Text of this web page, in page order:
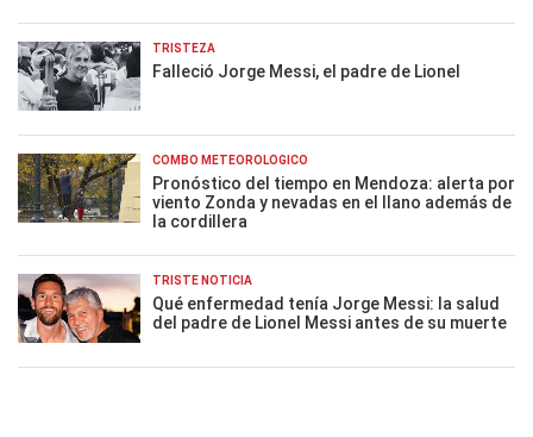
TRISTEZA
Falleció Jorge Messi, el padre de Lionel
COMBO METEOROLÓGICO
Pronóstico del tiempo en Mendoza: alerta por
viento Zonda y nevadas en el llano además de
la cordillera
TRISTE NOTICIA
Qué enfermedad tenía Jorge Messi: la salud
del padre de Lionel Messi antes de su muerte